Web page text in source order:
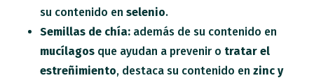
su contenido enselenio.
Semillas de chía: además de su contenido en
mucílagos que ayudan a prevenir o tratar el
estreñimiento, destaca su contenido enzinc y